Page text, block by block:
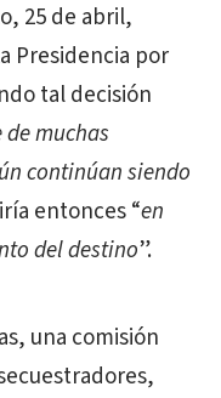
25 de abril,
Presidencia por
tal decisión
muchas
continúan siendo
entonces “en
del destino”.
una comisión